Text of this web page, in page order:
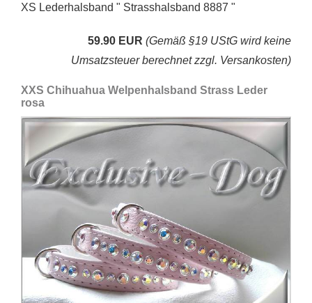
XS Lederhalsband " Strasshalsband 8887 "
59.90 EUR (Gemäß §19 UStG wird keine
Umsatzsteuer berechnet zzgl. Versankosten)
XXS Chihuahua Welpenhalsband Strass Leder
rosa